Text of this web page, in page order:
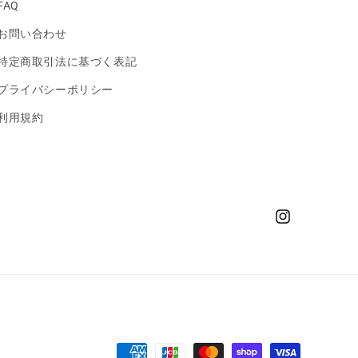
問い合わせ
定商取引法に基づく表記
ライバシーポリシー
用規約
Instagram